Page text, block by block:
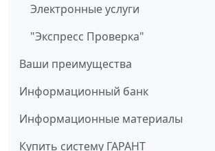
Электронные услуги
"Экспресс Проверка"
Ваши преимущества
Информационный банк
Информационные материалы
Купить систему ГАРАНТ